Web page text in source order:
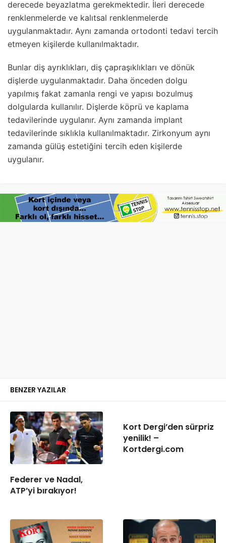
derecede beyazlatma gerekmektedir. İleri derecede
renklenmelerde ve kalıtsal renklenmelerde
uygulanmaktadır. Aynı zamanda ortodonti tedavi tercih
etmeyen kişilerde kullanılmaktadır.
Bunlar diş ayrıklıkları, diş çapraşıklıkları ve dönük
dişlerde uygulanmaktadır. Daha önceden dolgu
yapılmış fakat zamanla rengi ve yapısı bozulmuş
dolgularda kullanılır. Dişlerde köprü ve kaplama
tedavilerinde uygulanır. Aynı zamanda implant
tedavilerinde sıklıkla kullanılmaktadır. Zirkonyum aynı
zamanda gülüş estetiğini tercih eden kişilerde
uygulanır.
BENZER YAZILAR
Federer ve Nadal,
ATP’yi bırakıyor!
Kort Dergi’den sürpriz
yenilik! –
Kortdergi.com